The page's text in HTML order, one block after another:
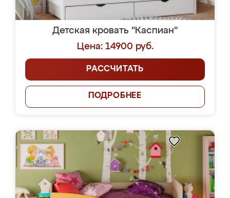
Детская кровать "Каспиан"
Цена: 14900 руб.
РАССЧИТАТЬ
ПОДРОБНЕЕ